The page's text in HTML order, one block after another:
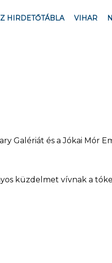
HIRDETŐTÁBLA VIHAR
Galériát és a Jókai Mór
küzdelmet vívnak a